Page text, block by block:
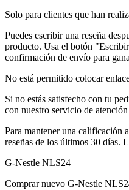
Solo para clientes que han
Puedes escribir una reseña
producto. Usa el botón
confirmación de envío para
No está permitido colocar
Si no estás satisfecho con tu
con nuestro servicio de
Para mantener una calificación
reseñas de los últimos 30 días.
G-Nestle NLS24
Comprar nuevo G-Nestle